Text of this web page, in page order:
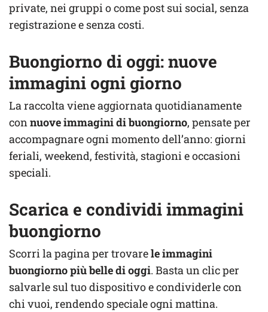
private, nei gruppi o come post sui social, senza
registrazione e senza costi.
Buongiorno di oggi: nuove
immagini ogni giorno
La raccolta viene aggiornata quotidianamente
connuove immagini di buongiorno, pensate per
accompagnare ogni momento dell’anno: giorni
feriali, weekend, festività, stagioni e occasioni
speciali.
Scarica e condividi immagini
buongiorno
Scorri la pagina per trovarele immagini
buongiorno più belle di oggi. Basta un clic per
salvarle sul tuo dispositivo e condividerle con
chi vuoi, rendendo speciale ogni mattina.